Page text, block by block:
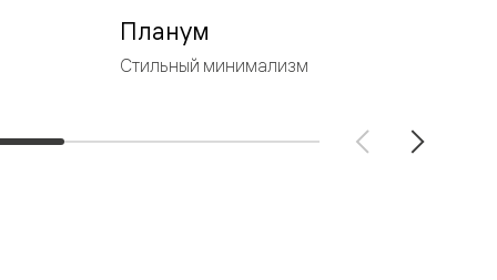
Планум
Стильный минимализм